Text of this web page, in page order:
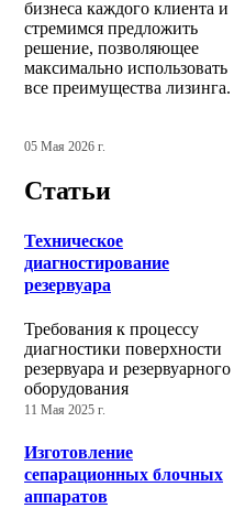
бизнеса каждого клиента и
стремимся предложить
решение, позволяющее
максимально использовать
все преимущества лизинга.
05 Мая 2026 г.
Статьи
Техническое
диагностирование
резервуара
Требования к процессу
диагностики поверхности
резервуара и резервуарного
оборудования
11 Мая 2025 г.
Изготовление
сепарационных блочных
аппаратов